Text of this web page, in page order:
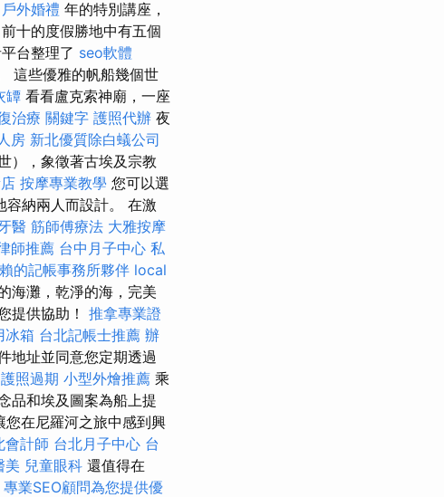
戶外婚禮 年的特別講座，
十的度假勝地中有五個
台整理了 seo軟體
這些優雅的帆船幾個世
罈 看看盧克索神廟，一座
治療 關鍵字 護照代辦 夜
房 新北優質除白蟻公司
），象徵著古埃及宗教
按摩專業教學 您可以選
容納兩人而設計。 在激
醫 筋師傅療法 大雅按摩
師推薦 台中月子中心 私
的記帳事務所夥伴 local
海灘，乾淨的海，完美
提供協助！ 推拿專業證
冰箱 台北記帳士推薦 辦
地址並同意您定期透過
護照過期 小型外燴推薦 乘
品和埃及圖案為船上提
在尼羅河之旅中感到興
會計師 台北月子中心 台
美 兒童眼科 還值得在
專業SEO顧問為您提供優